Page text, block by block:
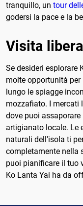
tranquillo, un tour
godersi la pace e la
Visita
Se desideri esplorare
molte opportunità
lungo le spiagge
mozzafiato. I mercati
dove puoi
artigianato locale. Le
naturali dell'isola ti
completamente nella
puoi pianificare il tuo
Ko Lanta Yai ha da